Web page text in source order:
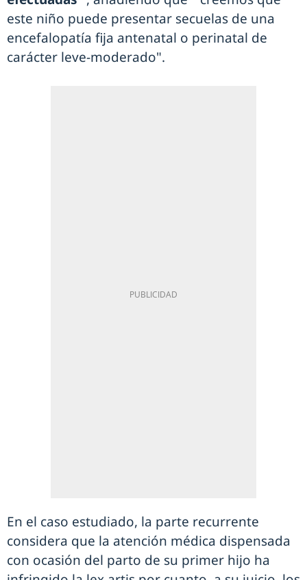
este niño puede presentar secuelas de una
encefalopatía fija antenatal o perinatal de
carácter leve-moderado".
En el caso estudiado, la parte recurrente
considera que la atención médica dispensada
con ocasión del parto de su primer hijo ha